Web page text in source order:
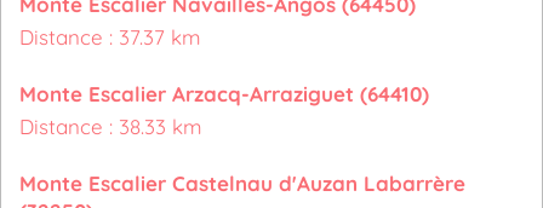
Distance : 37.37 km
Monte Escalier Arzacq-Arraziguet (64410)
Distance : 38.33 km
Monte Escalier Castelnau d'Auzan Labarrère